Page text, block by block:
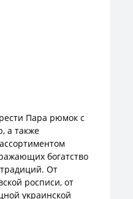
Пара рюмок с
а также
богатство
От
росписи, от
украинской